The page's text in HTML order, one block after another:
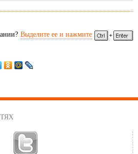
Выделите ее и нажмите